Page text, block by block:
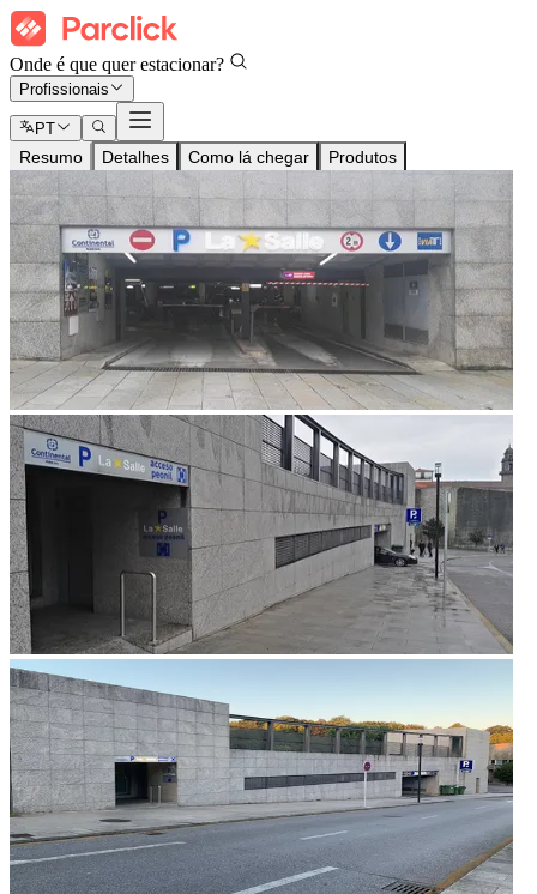
Onde é que quer estacionar?
Profissionais
PT
Resumo Detalhes Como lá chegar Produtos